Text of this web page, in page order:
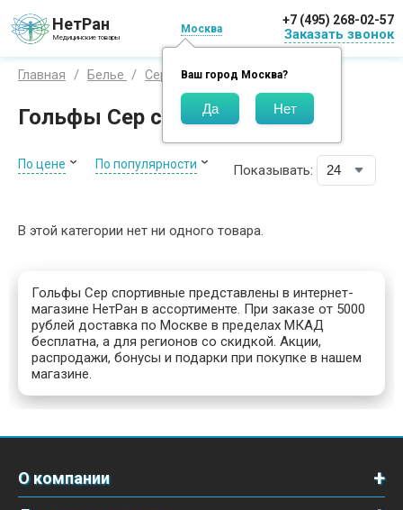
НетРан
Медицинские товары
Москва
Ваш город Москва?
+7 (495) 268-02-57
Заказать звонок
Главная Белье Сер Гольфы
Гольфы Cep спортивные
По цене По популярности Показывать:
В этой категории нет ни одного товара.
Гольфы Cep спортивные представлены в интернет-
магазине НетРан в ассортименте. При заказе от 5000
рублей доставка по Москве в пределах МКАД
бесплатна, а для регионов со скидкой. Акции,
распродажи, бонусы и подарки при покупке в нашем
магазине.
О компании